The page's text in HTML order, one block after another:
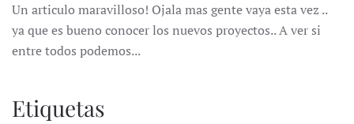
Un articulo maravilloso! Ojala mas gente vaya esta vez ..
ya que es bueno conocer los nuevos proyectos.. A ver si
entre todos podemos...
Etiquetas